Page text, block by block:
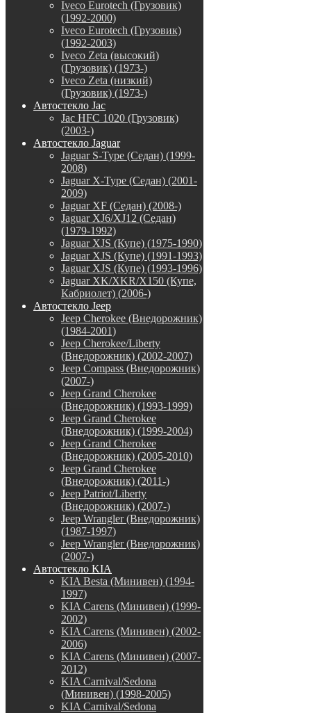
Iveco Eurotech (Грузовик)
(1992-2000)
Iveco Eurotech (Грузовик)
(1992-2003)
Iveco Zeta (высокий)
(Грузовик) (1973-)
Iveco Zeta (низкий)
(Грузовик) (1973-)
Автостекло Jac
Jac HFC 1020 (Грузовик)
(2003-)
Автостекло Jaguar
Jaguar S-Type (Седан) (1999-
2008)
Jaguar X-Type (Седан) (2001-
2009)
Jaguar XF (Седан) (2008-)
Jaguar XJ6/XJ12 (Седан)
(1979-1992)
Jaguar XJS (Купе) (1975-1990)
Jaguar XJS (Купе) (1991-1993)
Jaguar XJS (Купе) (1993-1996)
Jaguar XK/XKR/X150 (Купе,
Кабриолет) (2006-)
Автостекло Jeep
Jeep Cherokee (Внедорожник)
(1984-2001)
Jeep Cherokee/Liberty
(Внедорожник) (2002-2007)
Jeep Compass (Внедорожник)
(2007-)
Jeep Grand Cherokee
(Внедорожник) (1993-1999)
Jeep Grand Cherokee
(Внедорожник) (1999-2004)
Jeep Grand Cherokee
(Внедорожник) (2005-2010)
Jeep Grand Cherokee
(Внедорожник) (2011-)
Jeep Patriot/Liberty
(Внедорожник) (2007-)
Jeep Wrangler (Внедорожник)
(1987-1997)
Jeep Wrangler (Внедорожник)
(2007-)
Автостекло KIA
KIA Besta (Минивен) (1994-
1997)
KIA Carens (Минивен) (1999-
2002)
KIA Carens (Минивен) (2002-
2006)
KIA Carens (Минивен) (2007-
2012)
KIA Carnival/Sedona
(Минивен) (1998-2005)
KIA Carnival/Sedona